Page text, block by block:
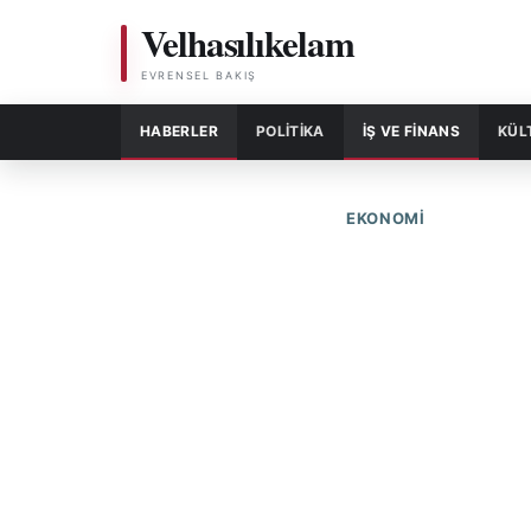
Velhasılıkelam
EVRENSEL BAKIŞ
HABERLER POLITIKA İŞ VE FİNANS
EKONOMİ